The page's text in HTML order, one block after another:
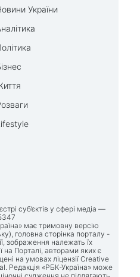
України
суб’єктів у сфері медіа —
має тримовну версію
головна сторінка порталу -
зображення належать їх
на Порталі, авторами яких є
на умовах ліцензії Creative
Редакція «РБК-Україна» може